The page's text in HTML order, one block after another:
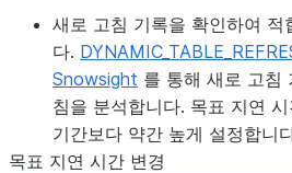
새로 고침 기록을 확인하여 적
다.
Snowsight 를 통해 새로 고침
침을 분석합니다. 목표 지연
기간보다 약간 높게 설정합니
목표 지연 시간 변경